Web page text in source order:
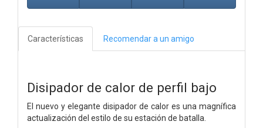
Características Recomendar a un amigo
Disipador de calor de perfil bajo
El nuevo y elegante disipador de calor es una magnífica
actualización del estilo de su estación de batalla.